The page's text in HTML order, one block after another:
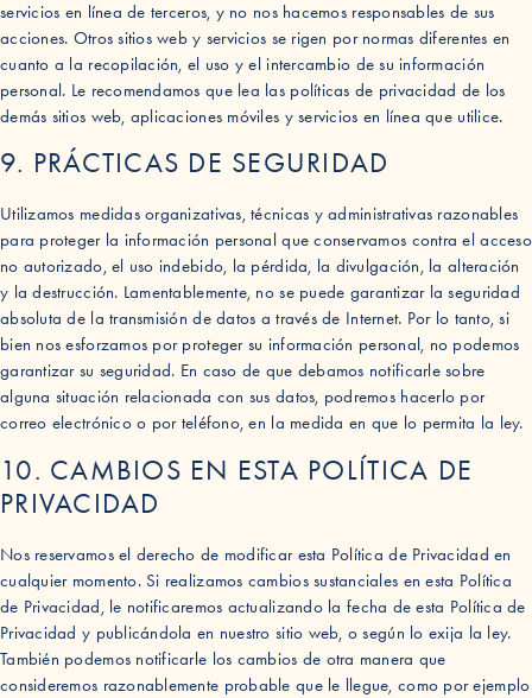
servicios en línea de terceros, y no nos hacemos responsables de sus
acciones. Otros sitios web y servicios se rigen por normas diferentes en
cuanto a la recopilación, el uso y el intercambio de su información
personal. Le recomendamos que lea las políticas de privacidad de los
demás sitios web, aplicaciones móviles y servicios en línea que utilice.
9. PRÁCTICAS DE SEGURIDAD
Utilizamos medidas organizativas, técnicas y administrativas razonables
para proteger la información personal que conservamos contra el acceso
no autorizado, el uso indebido, la pérdida, la divulgación, la alteración
y la destrucción. Lamentablemente, no se puede garantizar la seguridad
absoluta de la transmisión de datos a través de Internet. Por lo tanto, si
bien nos esforzamos por proteger su información personal, no podemos
garantizar su seguridad. En caso de que debamos notificarle sobre
alguna situación relacionada con sus datos, podremos hacerlo por
correo electrónico o por teléfono, en la medida en que lo permita la ley.
10. CAMBIOS EN ESTA POLÍTICA DE
PRIVACIDAD
Nos reservamos el derecho de modificar esta Política de Privacidad en
cualquier momento. Si realizamos cambios sustanciales en esta Política
de Privacidad, le notificaremos actualizando la fecha de esta Política de
Privacidad y publicándola en nuestro sitio web, o según lo exija la ley.
También podemos notificarle los cambios de otra manera que
consideremos razonablemente probable que le llegue, como por ejemplo